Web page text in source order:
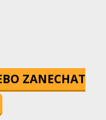
ZANECHAT